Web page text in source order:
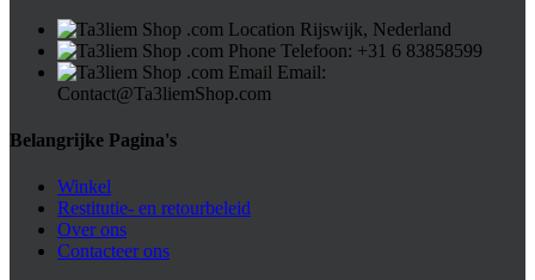
Rijswijk, Nederland
Telefoon: ⁦+31 6 83858599⁩
Email:
Contact@Ta3liemShop.com
Belangrijke Pagina's
Winkel
Restitutie- en retourbeleid
Over ons
Contacteer ons